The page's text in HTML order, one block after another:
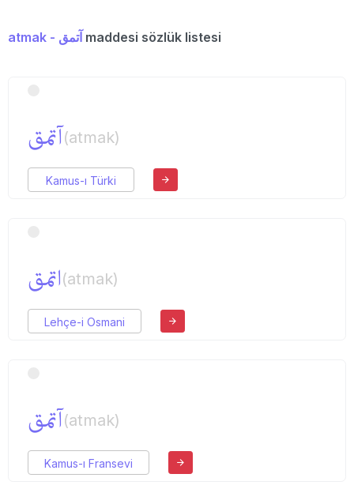
atmak - آتمق maddesi sözlük listesi
آتمق(atmak)
Kamus-ı Türki
اتمق(atmak)
Lehçe-i Osmani
آتمق(atmak)
Kamus-ı Fransevi